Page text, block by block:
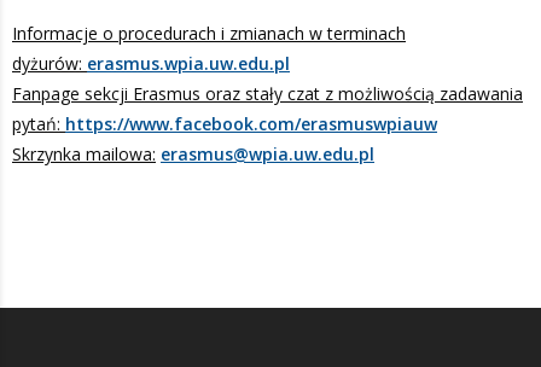
Informacje o procedurach i zmianach w terminach
dyżurów: erasmus.wpia.uw.edu.pl
Fanpage sekcji Erasmus oraz stały czat z możliwością zadawania
pytań: https://www.facebook.com/erasmuswpiauw
Skrzynka mailowa: erasmus@wpia.uw.edu.pl